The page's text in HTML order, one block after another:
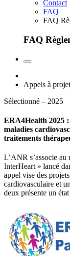
Contact
FAQ
FAQ
FAQ
Appels à
Sélectionné – 2025
ERA4Health 2025
maladies
traitements
L’ANR s’associe
InterHeart » lancé
appel vise des
cardiovasculaire et
deux présente un